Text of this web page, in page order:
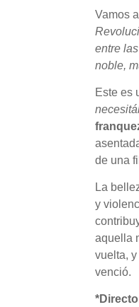
Vamos
entre
noble,
Este es
de una
La
y
aquella
vuelta,
venció.